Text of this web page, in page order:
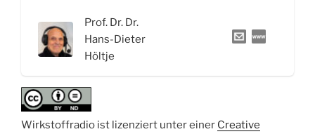
Kampfstoff
Burkholderia
Bakterien“
Prof. Dr. Dr.
Hans-Dieter
Höltje
Wirkstoffradio ist lizenziert unter einer Creative